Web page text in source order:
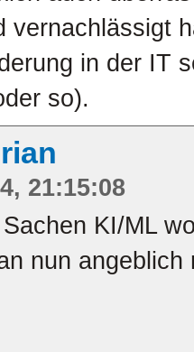
vernachlässigt
in der IT
so).
21:15:08
KI/ML
nun